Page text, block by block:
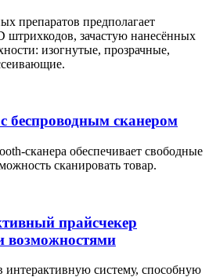
препаратов предполагает
штрихкодов, зачастую нанесённых
изогнутые, прозрачные,
беспроводным сканером
сканера обеспечивает свободные
сканировать товар.
прайсчекер
возможностями
интерактивную систему, способную